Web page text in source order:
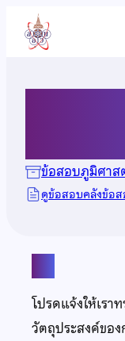
เนื้อหา
ข้อสอบภูมิศาส
ดูข้อสอบคลังข้อ
โปรดแจ้งให้เร
วัตถุประสงค์ขอ